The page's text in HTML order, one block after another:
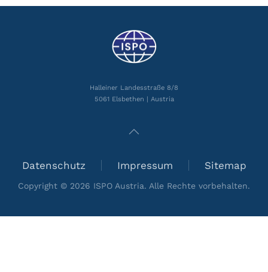
Halleiner Landesstraße 8/8
5061 Elsbethen | Austria
Datenschutz Impressum Sitemap
Copyright © 2026 ISPO Austria. Alle Rechte vorbehalten.